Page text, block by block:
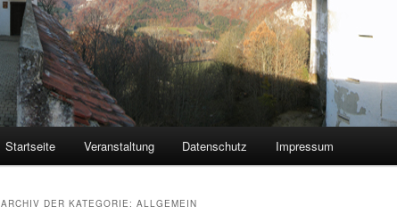
Startseite Veranstaltung Datenschutz Impressum
ARCHIV DER KATEGORIE: ALLGEMEIN